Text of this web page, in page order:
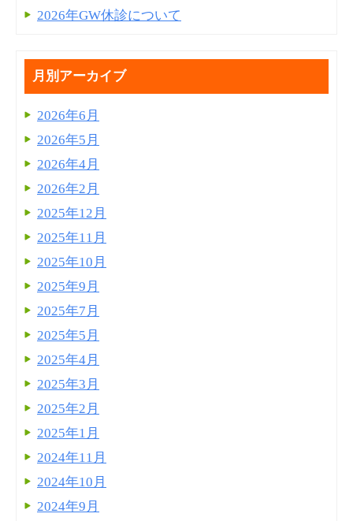
2026年GW休診について
月別アーカイブ
2026年6月
2026年5月
2026年4月
2026年2月
2025年12月
2025年11月
2025年10月
2025年9月
2025年7月
2025年5月
2025年4月
2025年3月
2025年2月
2025年1月
2024年11月
2024年10月
2024年9月